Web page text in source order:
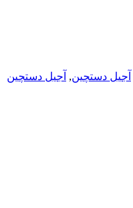
آجیل دستچین, آجیل دستچین